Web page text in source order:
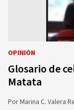
OPINIÓN
Glosario de
Matata
PorMarina C. Valera